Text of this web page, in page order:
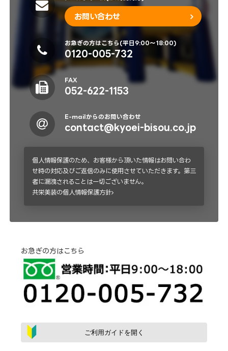
お問い合わせ
お急ぎの方はこちら(平日9:00～18:00)
0120-005-732
FAX
052-622-1153
E-mailからのお問い合わせ
contact@kyoei-bisou.co.jp
個人情報保護のため、お客様から頂いた情報はお問い合わ
せ時の対応及びご返信のみに使用させていただきます。第三
者に漏洩されることは一切ございません。
共栄美装の個人情報保護方針
お急ぎの方はこちら
ご利用ガイドを開く